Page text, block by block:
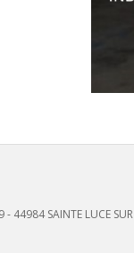
44984 SAINTE LUCE SUR